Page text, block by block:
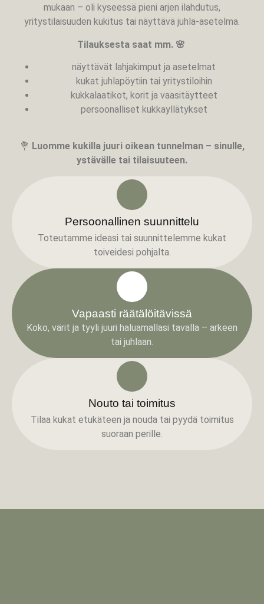
mukaan – oli kyseessä pieni arjen ilahdutus,
yritystilaisuuden kukitus tai näyttävä juhla-asetelma.
Tilauksesta saat mm. 🌸
näyttävät lahjakimput ja asetelmat
kukat juhlapöytiin tai yritystiloihin
kukkalaatikot, korit ja vaasitäytteet
persoonalliset kukkayllätykset
💐 Luomme kukilla juuri oikean tunnelman – sinulle,
ystävälle tai tilaisuuteen.
Persoonallinen suunnittelu
Toteutamme ideasi tai suunnittelemme kukat
toiveidesi pohjalta.
Vapaasti räätälöitävissä
Koko, värit ja tyyli juuri haluamallasi tavalla – arkeen
tai juhlaan.
Nouto tai toimitus
Tilaa kukat etukäteen ja nouda tai pyydä toimitus
suoraan perille.